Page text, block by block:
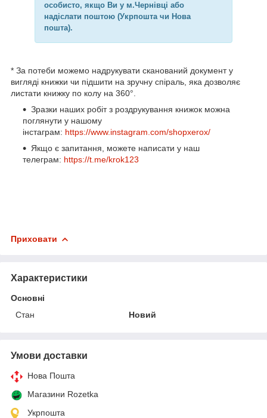
особисто, якщо Ви у м.Чернівці або
надіслати поштою (Укрпошта чи Нова
пошта).
* За потеби можемо надрукувати сканований документ у
вигляді книжки чи підшити на зручну спіраль, яка дозволяє
листати книжку по колу на 360°.
Зразки наших робіт з роздрукування книжок можна
поглянути у нашому
інстаграм: https://www.instagram.com/shopxerox/
Якщо є запитання, можете написати у наш
телеграм: https://t.me/krok123
Приховати
Характеристики
Основні
Стан
Новий
Умови доставки
Нова Пошта
Магазини Rozetka
Укрпошта